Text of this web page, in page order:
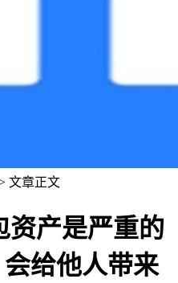
文章正文
资产是严重的
给他人带来